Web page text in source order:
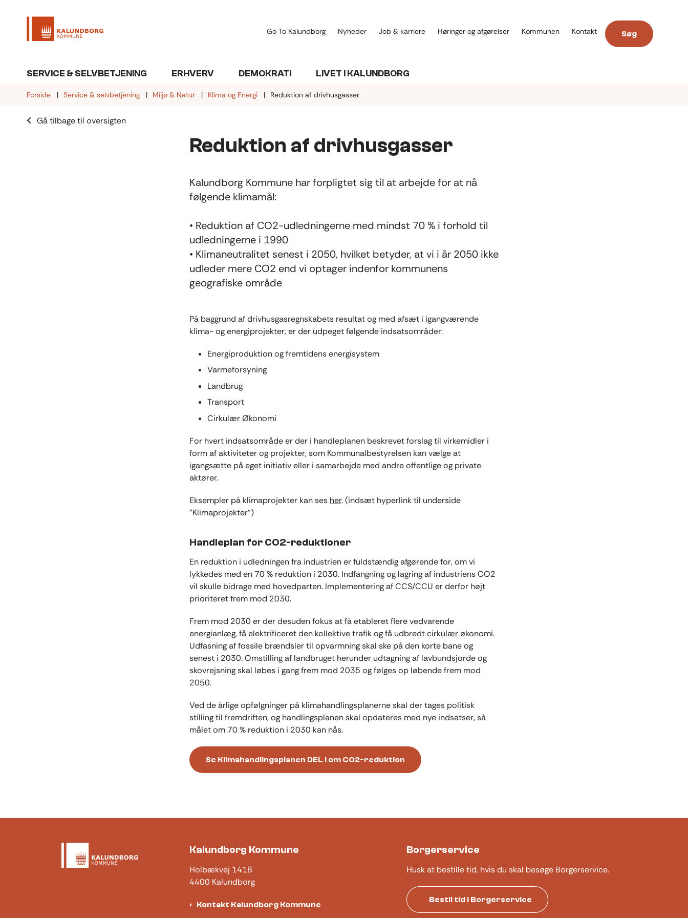
Go To Kalundborg Nyheder Job & karriere Høringer og afgørelser Kommunen Kontakt Søg
SERVICE & SELVBETJENING ERHVERV DEMOKRATI LIVET I KALUNDBORG
Forside Service & selvbetjening Miljø & Natur Klima og Energi Reduktion af drivhusgasser
Gå tilbage til oversigten
Reduktion af drivhusgasser
Kalundborg Kommune har forpligtet sig til at arbejde for at nå
følgende klimamål:
• Reduktion af CO2-udledningerne med mindst 70 % i forhold til
udledningerne i 1990
• Klimaneutralitet senest i 2050, hvilket betyder, at vi i år 2050 ikke
udleder mere CO2 end vi optager indenfor kommunens
geografiske område
På baggrund af drivhusgasregnskabets resultat og med afsæt i igangværende
klima- og energiprojekter, er der udpeget følgende indsatsområder:
Energiproduktion og fremtidens energisystem
Varmeforsyning
Landbrug
Transport
Cirkulær Økonomi
For hvert indsatsområde er der i handleplanen beskrevet forslag til virkemidler i
form af aktiviteter og projekter, som Kommunalbestyrelsen kan vælge at
igangsætte på eget initiativ eller i samarbejde med andre offentlige og private
aktører.
Eksempler på klimaprojekter kan ses her. (indsæt hyperlink til underside
”Klimaprojekter”)
Handleplan for CO2-reduktioner
En reduktion i udledningen fra industrien er fuldstændig afgørende for, om vi
lykkedes med en 70 % reduktion i 2030. Indfangning og lagring af industriens CO2
vil skulle bidrage med hovedparten. Implementering af CCS/CCU er derfor højt
prioriteret frem mod 2030.
Frem mod 2030 er der desuden fokus at få etableret flere vedvarende
energianlæg, få elektrificeret den kollektive trafik og få udbredt cirkulær økonomi.
Udfasning af fossile brændsler til opvarmning skal ske på den korte bane og
senest i 2030. Omstilling af landbruget herunder udtagning af lavbundsjorde og
skovrejsning skal løbes i gang frem mod 2035 og følges op løbende frem mod
2050.
Ved de årlige opfølgninger på klimahandlingsplanerne skal der tages politisk
stilling til fremdriften, og handlingsplanen skal opdateres med nye indsatser, så
målet om 70 % reduktion i 2030 kan nås.
Se Klimahandlingsplanen DEL I om CO2-reduktion
Kalundborg Kommune
Holbækvej 141B
4400 Kalundborg
Kontakt Kalundborg Kommune
Borgerservice
Husk at bestille tid, hvis du skal besøge Borgerservice.
Bestil tid i Borgerservice